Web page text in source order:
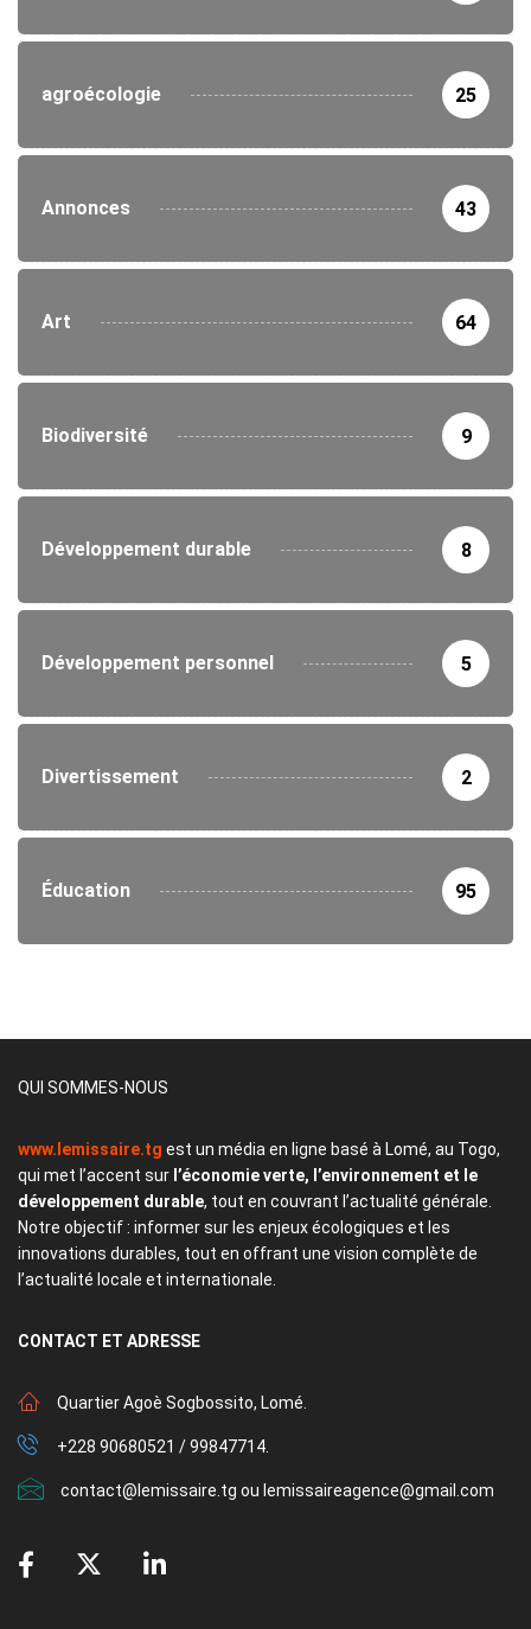
agroécologie 25
Annonces 43
Art 64
Biodiversité 9
Développement durable 8
Développement personnel 5
Divertissement 2
Éducation 95
QUI SOMMES-NOUS
www.lemissaire.tg est un média en ligne basé à Lomé, au Togo,
qui met l’accent sur l’économie verte, l’environnement et le
développement durable, tout en couvrant l’actualité générale.
Notre objectif : informer sur les enjeux écologiques et les
innovations durables, tout en offrant une vision complète de
l’actualité locale et internationale.
CONTACT ET ADRESSE
Quartier Agoè Sogbossito, Lomé.
+228 90680521 / 99847714.
contact@lemissaire.tg ou lemissaireagence@gmail.com